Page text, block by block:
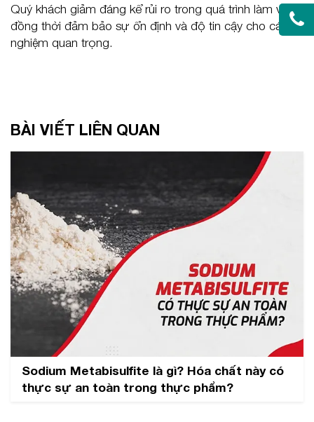
Quý khách giảm đáng kể rủi ro trong quá trình làm việc,
đồng thời đảm bảo sự ổn định và độ tin cậy cho các thí
nghiệm quan trọng.
BÀI VIẾT LIÊN QUAN
Sodium Metabisulfite là gì? Hóa chất này có
thực sự an toàn trong thực phẩm?